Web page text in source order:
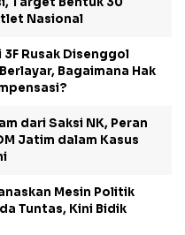
Nasional
3F Rusak Disenggol
Bagaimana Hak
dari Saksi NK, Peran
Jatim dalam Kasus
Mesin Politik
Tuntas, Kini Bidik